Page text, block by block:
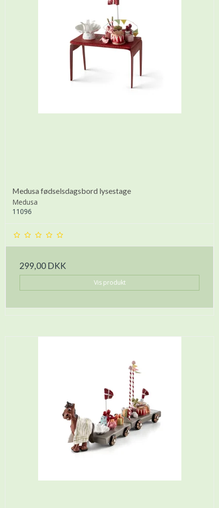
Medusa fødselsdagsbord lysestage
Medusa
11096
299,00 DKK
Vis produkt